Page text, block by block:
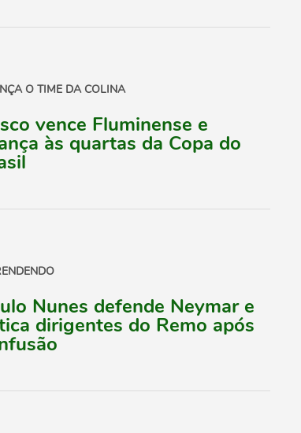
O TIME DA COLINA
vence Fluminense e
às quartas da Copa do
Nunes defende Neymar e
dirigentes do Remo após